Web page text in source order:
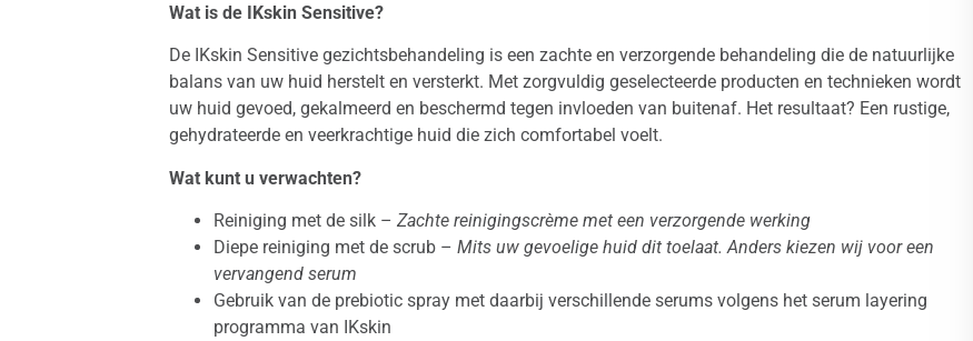
Wat is de IKskin Sensitive?
De IKskin Sensitive gezichtsbehandeling is een zachte en verzorgende behandeling die de natuurlijke
balans van uw huid herstelt en versterkt. Met zorgvuldig geselecteerde producten en technieken wordt
uw huid gevoed, gekalmeerd en beschermd tegen invloeden van buitenaf. Het resultaat? Een rustige,
gehydrateerde en veerkrachtige huid die zich comfortabel voelt.
Wat kunt u verwachten?
Reiniging met de silk –Zachte reinigingscrème met een verzorgende werking
Diepe reiniging met de scrub –Mits uw gevoelige huid dit toelaat. Anders kiezen wij voor een
vervangend serum
Gebruik van de prebiotic spray met daarbij verschillende serums volgens het serum layering
programma van IKskin